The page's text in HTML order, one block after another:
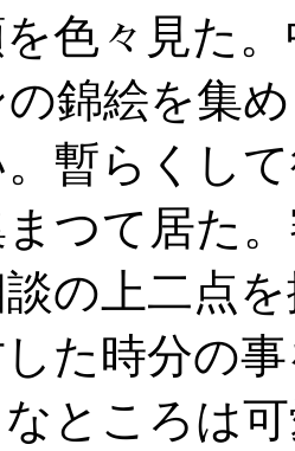
色々見た
錦絵を集
暫らくし
つて居た
の上二点
た時分の
ところは